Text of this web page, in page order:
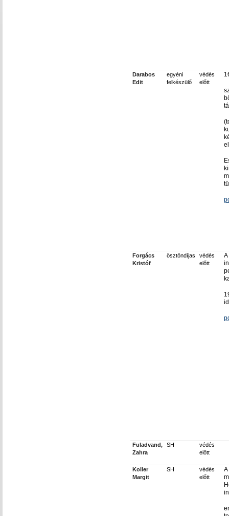
Darabos
Edit
egyéni
felkészülő
védés
előtt
Forgács
Kristóf
ösztöndíjas
védés
előtt
A
Fuladvand,
Zahra
SH
védés
előtt
Koller
Margit
SH
védés
előtt